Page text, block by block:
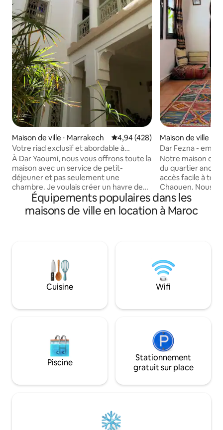
Maison de ville ⋅ Marrakech Évaluation moyenne sur la
4,94 (428)
Votre riad exclusif et abordable à
Marrakech
À Dar Yaoumi, nous vous offrons toute la
maison avec un service de petit-
déjeuner et pas seulement une
chambre. Je voulais créer un havre de
paix au milieu de la folie de la Médina de
Marrakech. Situé à 1 minute à pied de la
place principale Jemaa el-Fna, mais dans
environnement luxueux et serein. Nous
sommes très fiers de la satisfaction de
nos clients et espérons que vous nous
choisirez pour votre voyage.
Maison de ville ⋅
en
Dar Fezna -
imprenable à 360°
Notre maison de
du quartier
accès facile à
Chaouen. Nous
élégante avec
un excellent
inégalée depuis
sur les terrasses,
télévision
Video, YouTube
internationales
Équipements populaires dans les
maisons de ville en location à Maroc
Cuisine Wifi
Piscine
Stationnement
gratuit sur place